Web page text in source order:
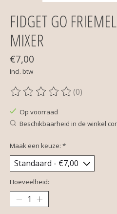
FIDGET GO
MIXER
€7,00
Incl. btw
De beoordeling van dit
(0)
Op voorraad
Beschikbaarheid in de winkel
Maak een keuze: *
Hoeveelheid: